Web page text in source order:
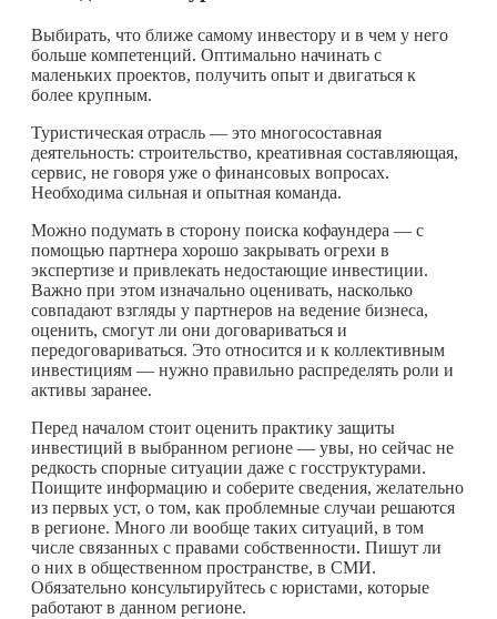
Выбирать, что ближе самому инвестору и в чем у него
больше компетенций. Оптимально начинать с
маленьких проектов, получить опыт и двигаться к
более крупным.
Туристическая отрасль — это многосоставная
деятельность: строительство, креативная составляющая,
сервис, не говоря уже о финансовых вопросах.
Необходима сильная и опытная команда.
Можно подумать в сторону поиска кофаундера — с
помощью партнера хорошо закрывать огрехи в
экспертизе и привлекать недостающие инвестиции.
Важно при этом изначально оценивать, насколько
совпадают взгляды у партнеров на ведение бизнеса,
оценить, смогут ли они договариваться и
передоговариваться. Это относится и к коллективным
инвестициям — нужно правильно распределять роли и
активы заранее.
Перед началом стоит оценить практику защиты
инвестиций в выбранном регионе — увы, но сейчас не
редкость спорные ситуации даже с госструктурами.
Поищите информацию и соберите сведения, желательно
из первых уст, о том, как проблемные случаи решаются
в регионе. Много ли вообще таких ситуаций, в том
числе связанных с правами собственности. Пишут ли
о них в общественном пространстве, в СМИ.
Обязательно консультируйтесь с юристами, которые
работают в данном регионе.